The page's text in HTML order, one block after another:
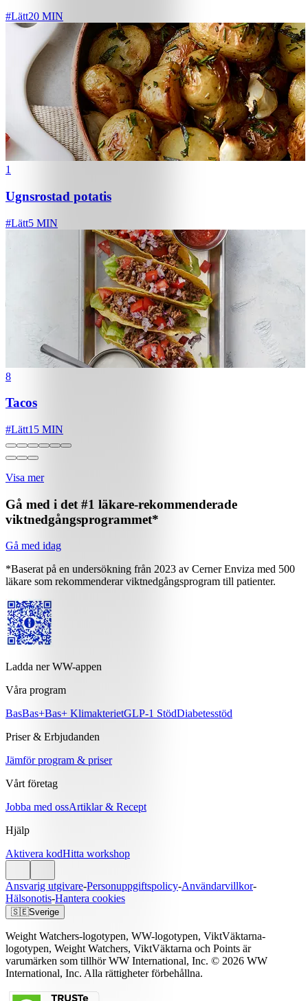
#Lätt20 MIN
1
Ugnsrostad potatis
#Lätt5 MIN
8
Tacos
#Lätt15 MIN
Visa mer
Gå med i det #1 läkare-rekommenderade
viktnedgångsprogrammet*
Gå med idag
*Baserat på en undersökning från 2023 av Cerner Enviza med 500
läkare som rekommenderar viktnedgångsprogram till patienter.
Ladda ner WW-appen
Våra program
BasBas+Bas+ KlimakterietGLP-1 StödDiabetesstöd
Priser & Erbjudanden
Jämför program & priser
Vårt företag
Jobba med ossArtiklar & Recept
Hjälp
Aktivera kodHitta workshop
Ansvarig utgivare-Personuppgiftspolicy-Användarvillkor-
Hälsonotis-Hantera cookies
🇸🇪Sverige
Weight Watchers-logotypen, WW-logotypen, ViktVäktarna-
logotypen, Weight Watchers, ViktVäktarna och Points är
varumärken som tillhör WW International, Inc. © 2026 WW
International, Inc. Alla rättigheter förbehållna.